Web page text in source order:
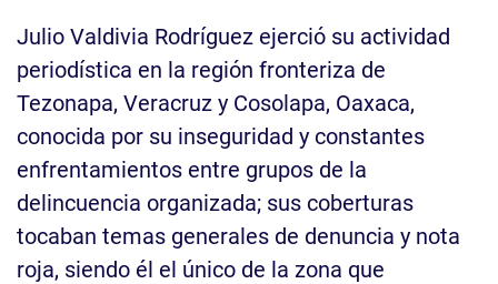
Julio Valdivia Rodríguez ejerció su actividad
periodística en la región fronteriza de
Tezonapa, Veracruz y Cosolapa, Oaxaca,
conocida por su inseguridad y constantes
enfrentamientos entre grupos de la
delincuencia organizada; sus coberturas
tocaban temas generales de denuncia y nota
roja, siendo él el único de la zona que